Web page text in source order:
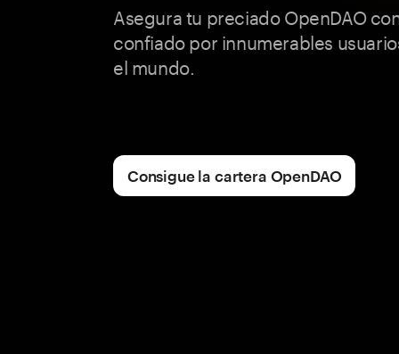
Asegura tu preciado OpenDAO
confiado por innumerables
el mundo.
Consigue la cartera OpenDAO